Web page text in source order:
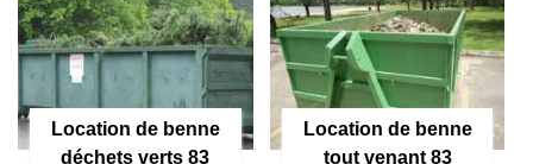
Location de benne
déchets verts 83
Location de benne
tout venant 83